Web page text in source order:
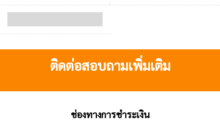
ติดต่อสอบถามเพิ่มเติม
ช่องทางการชำระเงิน